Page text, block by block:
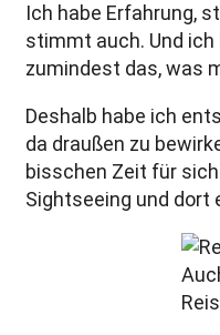
Ich habe Erfahrung,
stimmt auch. Und
zumindest das, was
Deshalb habe ich
da draußen zu
bisschen Zeit für
Sightseeing und dort